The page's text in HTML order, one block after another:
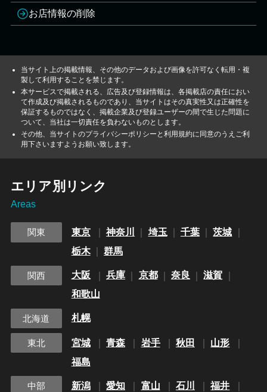
お店情報の削除
当サイト上の掲載情報、その他のデータおよび画像を許可なく転用・複
製して利用することを禁じます。
本サービスで掲載される、広告及び登録情報は、各掲載店の責任におい
て作成及び掲載されるものであり、当サイトはその真実性又は正確性を
保証するものではなく、掲載企業及び登録ユーザーの間で生じた問題に
ついて、当社は一切責任を負わないものとします。
その他、当サイトのプライバシーポリシーと利用規約に同意のうえご利
用下さいますようお願い致します。
エリア別リンク
Areas
関東 東京 神奈川 埼玉 千葉
茨城
栃木
群馬
関西 大阪 兵庫 京都 奈良
滋賀
和歌山
北海道 札幌
東北 宮城 青森 岩手 秋田
山形
福島
中部 新潟 愛知 富山 石川
福井